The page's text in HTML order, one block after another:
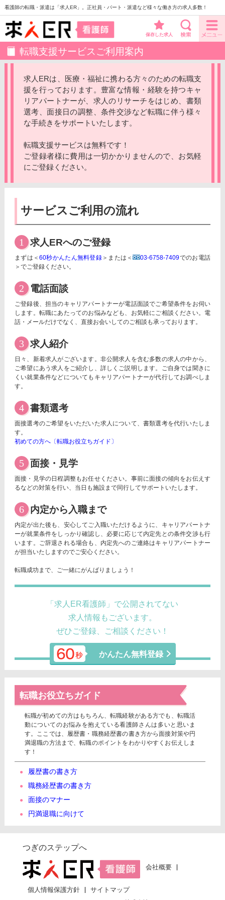
看護師の転職・派遣は「求人ER」。正社員・パート・派遣など様々な働き方の求人多数！
保存した求人
転職支援サービスご利用案内
求人ERは、医療・福祉に携わる方々のための転職支
援を行っております。豊富な情報・経験を持つキャ
リアパートナーが、求人のリサーチをはじめ、書類
選考、面接日の調整、条件交渉など転職に伴う様々
な手続きをサポートいたします。
転職支援サービスは無料です！
ご登録者様に費用は一切かかりませんので、お気軽
にご登録ください。
サービスご利用の流れ
1 求人ERへのご登録
まずは＜ 60秒かんたん無料登録 ＞または＜ 03-6758-7409でのお電話
＞でご登録ください。
2 電話面談
ご登録後、担当のキャリアパートナーが電話面談でご希望条件をお伺い
します。転職にあたってのお悩みなども、お気軽にご相談ください。電
話・メールだけでなく、直接お会いしてのご相談も承っております。
3 求人紹介
日々、新着求人がございます。非公開求人を含む多数の求人の中から、
ご希望にあう求人をご紹介し、詳しくご説明します。ご自身では聞きに
くい就業条件などについてもキャリアパートナーが代行してお調べしま
す。
4 書類選考
面接選考のご希望をいただいた求人について、書類選考を代行いたしま
す。
初めての方へ〔転職お役立ちガイド〕
5 面接・見学
面接・見学の日程調整もお任せください。事前に面接の傾向をお伝えす
るなどの対策を行い、当日も施設まで同行してサポートいたします。
6 内定から入職まで
内定が出た後も、安心してご入職いただけるように、キャリアパートナ
ーが就業条件をしっかり確認し、必要に応じて内定先との条件交渉も行
います。ご辞退される場合も、内定先へのご連絡はキャリアパートナー
が担当いたしますのでご安心ください。
転職成功まで、ご一緒にがんばりましょう！
「求人ER看護師」で公開されてない
求人情報もございます。
ぜひご登録、ご相談ください！
かんたん無料登録
転職お役立ちガイド
転職が初めての方はもちろん、転職経験がある方でも、転職活
動についてのお悩みを抱えている看護師さんは多いと思いま
す。ここでは、履歴書・職務経歴書の書き方から面接対策や円
満退職の方法まで、転職のポイントをわかりやすくお伝えしま
す！
履歴書の書き方
職務経歴書の書き方
面接のマナー
円満退職に向けて
つぎのステップへ
会社概要
個人情報保護方針
サイトマップ